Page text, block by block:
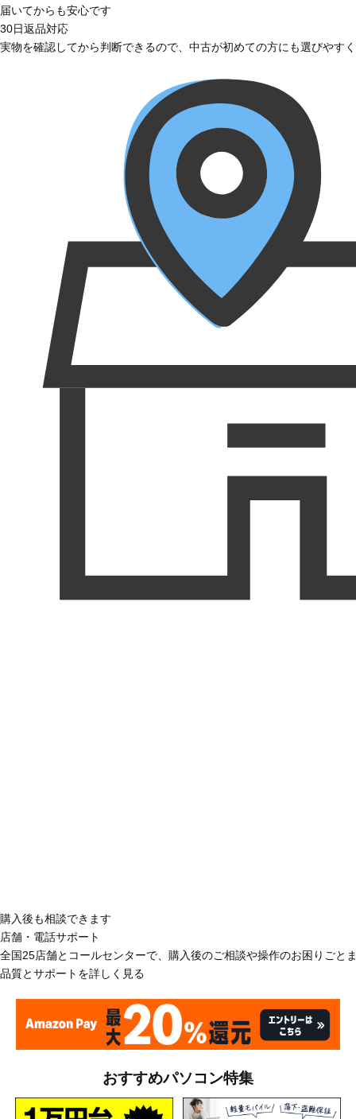
届いてからも安心です
30日返品対応
実物を確認してから判断できるので、中古が初めての方にも選びやす
購入後も相談できます
店舗・電話サポート
全国25店舗とコールセンターで、購入後のご相談や操作のお困りごと
品質とサポートを詳しく見る
おすすめパソコン特集